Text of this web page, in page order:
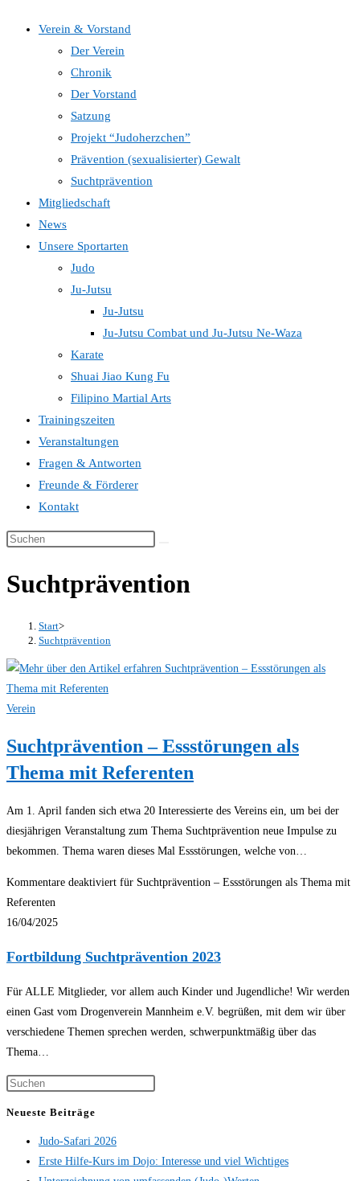
Verein & Vorstand
Der Verein
Chronik
Der Vorstand
Satzung
Projekt “Judoherzchen”
Prävention (sexualisierter) Gewalt
Suchtprävention
Mitgliedschaft
News
Unsere Sportarten
Judo
Ju-Jutsu
Ju-Jutsu
Ju-Jutsu Combat und Ju-Jutsu Ne-Waza
Karate
Shuai Jiao Kung Fu
Filipino Martial Arts
Trainingszeiten
Veranstaltungen
Fragen & Antworten
Freunde & Förderer
Kontakt
Suchtprävention
Start>
Suchtprävention
Verein
Suchtprävention – Essstörungen als
Thema mit Referenten
Am 1. April fanden sich etwa 20 Interessierte des Vereins ein, um bei der
diesjährigen Veranstaltung zum Thema Suchtprävention neue Impulse zu
bekommen. Thema waren dieses Mal Essstörungen, welche von…
Kommentare deaktiviert für Suchtprävention – Essstörungen als Thema mit
Referenten
16/04/2025
Fortbildung Suchtprävention 2023
Für ALLE Mitglieder, vor allem auch Kinder und Jugendliche! Wir werden
einen Gast vom Drogenverein Mannheim e.V. begrüßen, mit dem wir über
verschiedene Themen sprechen werden, schwerpunktmäßig über das
Thema…
Neueste Beiträge
Judo-Safari 2026
Erste Hilfe-Kurs im Dojo: Interesse und viel Wichtiges